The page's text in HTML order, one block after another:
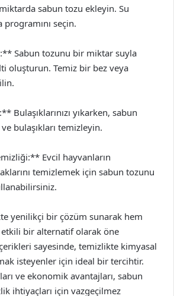
sabun tozu ekleyin. Su
programını seçin.
Sabun tozunu bir miktar suyla
oluşturun. Temiz bir bez veya
Bulaşıklarınızı yıkarken, sabun
bulaşıkları temizleyin.
Evcil hayvanların
temizlemek için sabun tozunu
yenilikçi bir çözüm sunarak hem
bir alternatif olarak öne
sayesinde, temizlikte kimyasal
isteyenler için ideal bir tercihtir.
ve ekonomik avantajları, sabun
ihtiyaçları için vazgeçilmez